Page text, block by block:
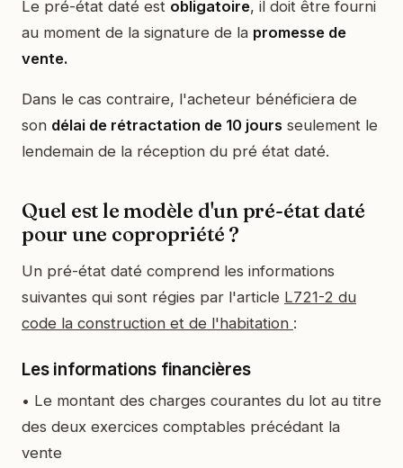
Le pré-état daté est obligatoire, il doit être fourni
au moment de la signature de la promesse de
vente.
Dans le cas contraire, l'acheteur bénéficiera de
son délai de rétractation de 10 jours seulement le
lendemain de la réception du pré état daté.
Quel est le modèle d'un pré-état daté
pour une copropriété ?
Un pré-état daté comprend les informations
suivantes qui sont régies par l'article L721-2 du
code la construction et de l'habitation :
Les informations financières
• Le montant des charges courantes du lot au titre
des deux exercices comptables précédant la
vente